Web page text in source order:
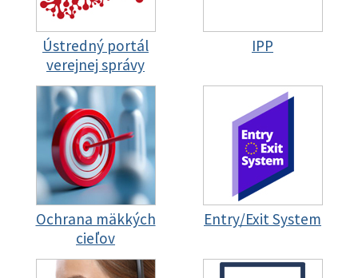
Ústredný portál
verejnej správy
IPP
Ochrana mäkkých
cieľov
Entry/Exit System